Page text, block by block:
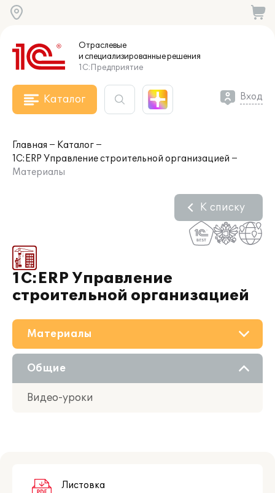
Отраслевые
и специализированныерешения
1С:Предприятие
Каталог Вход
Главная
Каталог
1С:ERP Управление строительной организацией
Материалы
1С:ERP Управление
строительной организацией
К списку
О решении
Приобретение
Материалы
Общие
Видео-уроки
Листовка